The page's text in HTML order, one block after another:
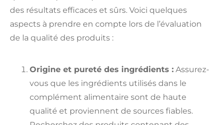
des résultats efficaces et sûrs. Voici quelques
aspects à prendre en compte lors de l’évaluation
de la qualité des produits :
Origine et pureté des ingrédients : Assurez-
vous que les ingrédients utilisés dans le
complément alimentaire sont de haute
qualité et proviennent de sources fiables.